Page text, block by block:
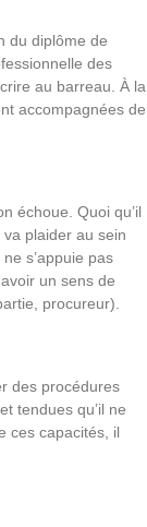
du diplôme de
des
au barreau. À la
accompagnées de
échoue. Quoi qu’il
va plaider au sein
s’appuie pas
un sens de
procureur).
des procédures
tendues qu’il ne
ces capacités, il